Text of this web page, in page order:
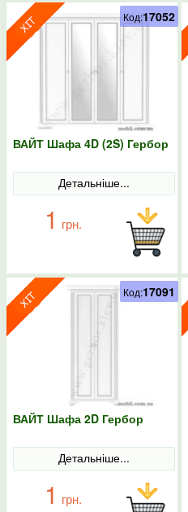
ВАЙТ Шафа 4D (2S) Гербор
Детальніше...
1 грн.
Код:17052
ВАЙТ Шафа 2D Гербор
Детальніше...
1 грн.
Код:17091